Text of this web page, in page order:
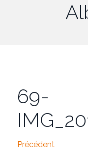
69-
Précédent